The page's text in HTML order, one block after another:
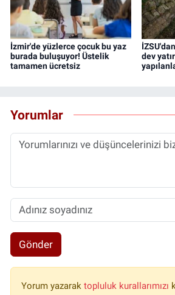
İzmir'de yüzlerce çocuk bu yaz
burada buluşuyor! Üstelik
tamamen ücretsiz
dev
Yorumlar
Gönder
Yorum yazarak topluluk kurallarımızı